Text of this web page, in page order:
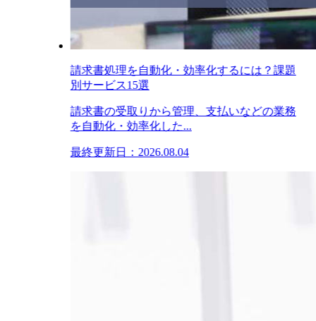
請求書処理を自動化・効率化するには？課題
別サービス15選
請求書の受取りから管理、支払いなどの業務
を自動化・効率化した...
最終更新日：2026.08.04